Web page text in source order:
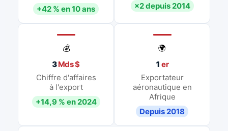
+42 % en 10 ans
×2 depuis 2014
💰
3Mds $
Chiffre d'affaires
à l'export
+14,9 % en 2024
🌍
1 er
Exportateur
aéronautique en
Afrique
Depuis 2018